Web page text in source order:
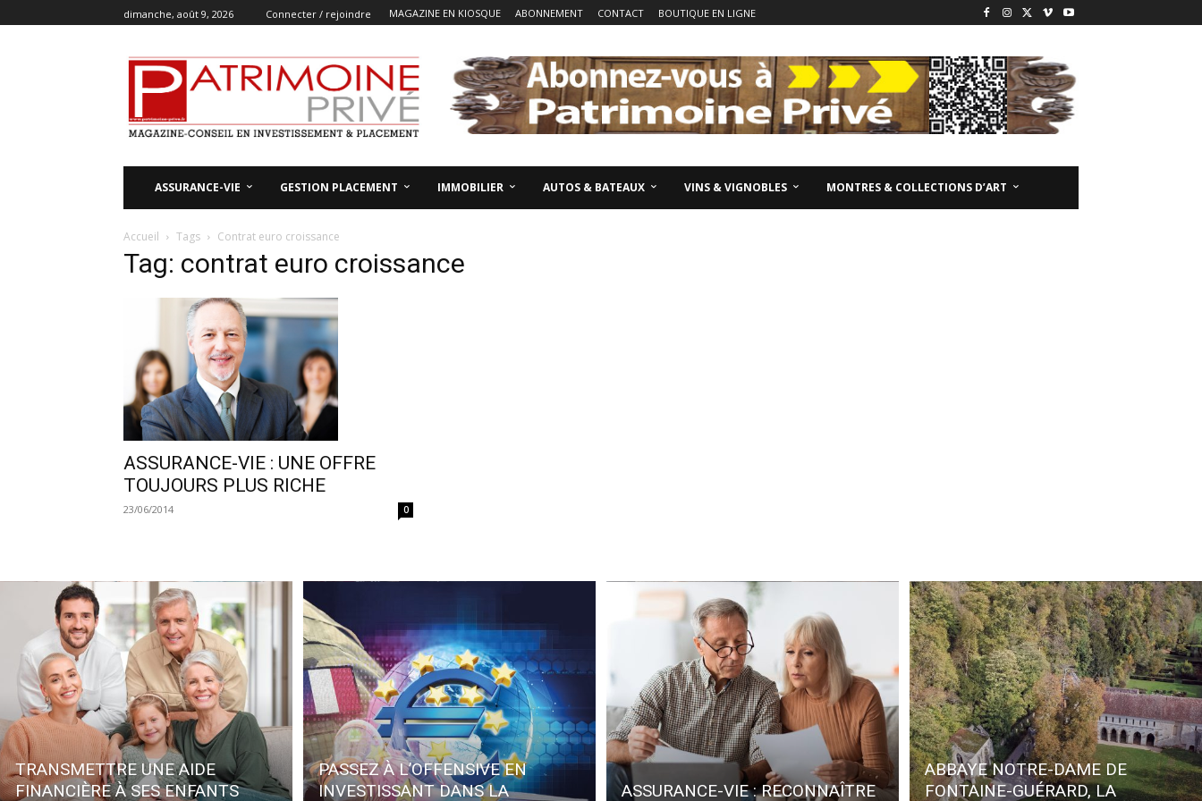
dimanche, août 9, 2026 Connecter / rejoindre MAGAZINE EN KIOSQUE ABONNEMENT CONTACT BOUTIQUE EN LIGNE
ASSURANCE-VIE GESTION PLACEMENT IMMOBILIER AUTOS & BATEAUX VINS & VIGNOBLES MONTRES & COLLECTIONS D’ART
Accueil Tags Contrat euro croissance
Tag: contrat euro croissance
ASSURANCE-VIE : UNE OFFRE
TOUJOURS PLUS RICHE
23/06/2014 0
TRANSMETTRE UNE AIDE
FINANCIÈRE À SES ENFANTS
PASSEZ À L’OFFENSIVE EN
INVESTISSANT DANS LA
ASSURANCE-VIE : RECONNAÎTRE
ABBAYE NOTRE-DAME DE
FONTAINE-GUÉRARD, LA